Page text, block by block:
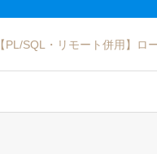
【PL/SQL・リモート併用】